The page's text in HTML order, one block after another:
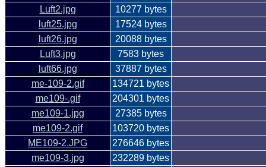
Luft2.jpg
10277 bytes
luft25.jpg
17524 bytes
luft26.jpg
20088 bytes
Luft3.jpg
7583 bytes
luft66.jpg
37887 bytes
me-109-2.gif
134721 bytes
me109-.gif
204301 bytes
me109-1.jpg
27385 bytes
me109-2.gif
103720 bytes
ME109-2.JPG
276646 bytes
me109-3.jpg
232289 bytes